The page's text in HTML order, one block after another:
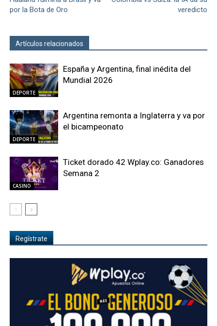
por la Bota de Oro
veredicto
Artículos relacionados
DEPORTE
España y Argentina, final inédita del
Mundial 2026
DEPORTE
Argentina remonta a Inglaterra y va por
el bicampeonato
CASINO
Ticket dorado 42 Wplay.co: Ganadores
Semana 2
Regístrate